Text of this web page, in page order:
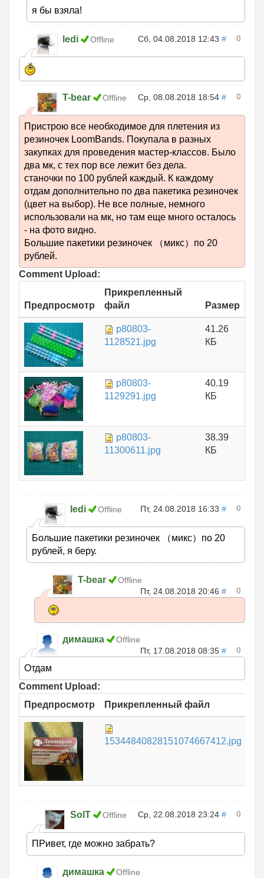
я бы взяла!
ledi Offline Сб, 04.08.2018 12:43 # 0
T-bear Offline Ср, 08.08.2018 18:54 # 0
Пристрою все необходимое для плетения из
резиночек LoomBands. Покупала в разных
закупках для проведения мастер-классов. Было
два мк, с тех пор все лежит без дела.
станочки по 100 рублей каждый. К каждому
отдам дополнительно по два пакетика резиночек
(цвет на выбор). Не все полные, немного
использовали на мк, но там еще много осталось
- на фото видно.
Большие пакетики резиночек （микс）по 20
рублей.
Comment Upload:
Предпросмотр
Прикрепленный
файл
Размер
p80803-
1128521.jpg
41.26
КБ
p80803-
1129291.jpg
40.19
КБ
p80803-
11300611.jpg
38.39
КБ
ledi Offline Пт, 24.08.2018 16:33 # 0
Большие пакетики резиночек （микс）по 20
рублей, я беру.
T-bear
Offline
Пт, 24.08.2018 20:46 # 0
димашка
Offline
Пт, 17.08.2018 08:35 # 0
Отдам
Comment Upload:
Предпросмотр
Прикрепленный файл
15344840828151074667412.jpg
SolT Offline Ср, 22.08.2018 23:24 # 0
ПРивет, где можно забрать?
димашка Offline